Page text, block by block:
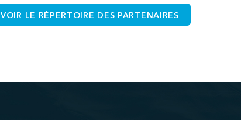
VOIR LE RÉPERTOIRE DES PARTENAIRES